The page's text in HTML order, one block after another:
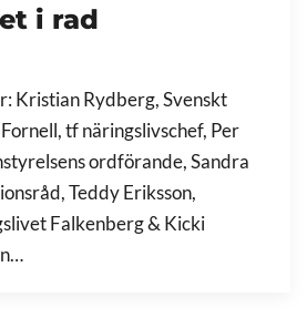
i rad
Kristian Rydberg, Svenskt
tf näringslivschef, Per
ordförande, Sandra
Teddy Eriksson,
Falkenberg & Kicki